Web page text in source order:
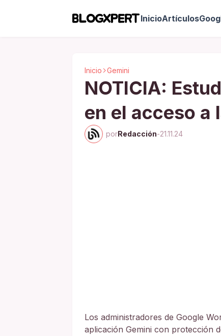
InicioArtículos
Inicio Gemini
NOTICIA:
en el acceso a
porRedacción-21.11.24
Los administradores de Google
aplicación Gemini con protección